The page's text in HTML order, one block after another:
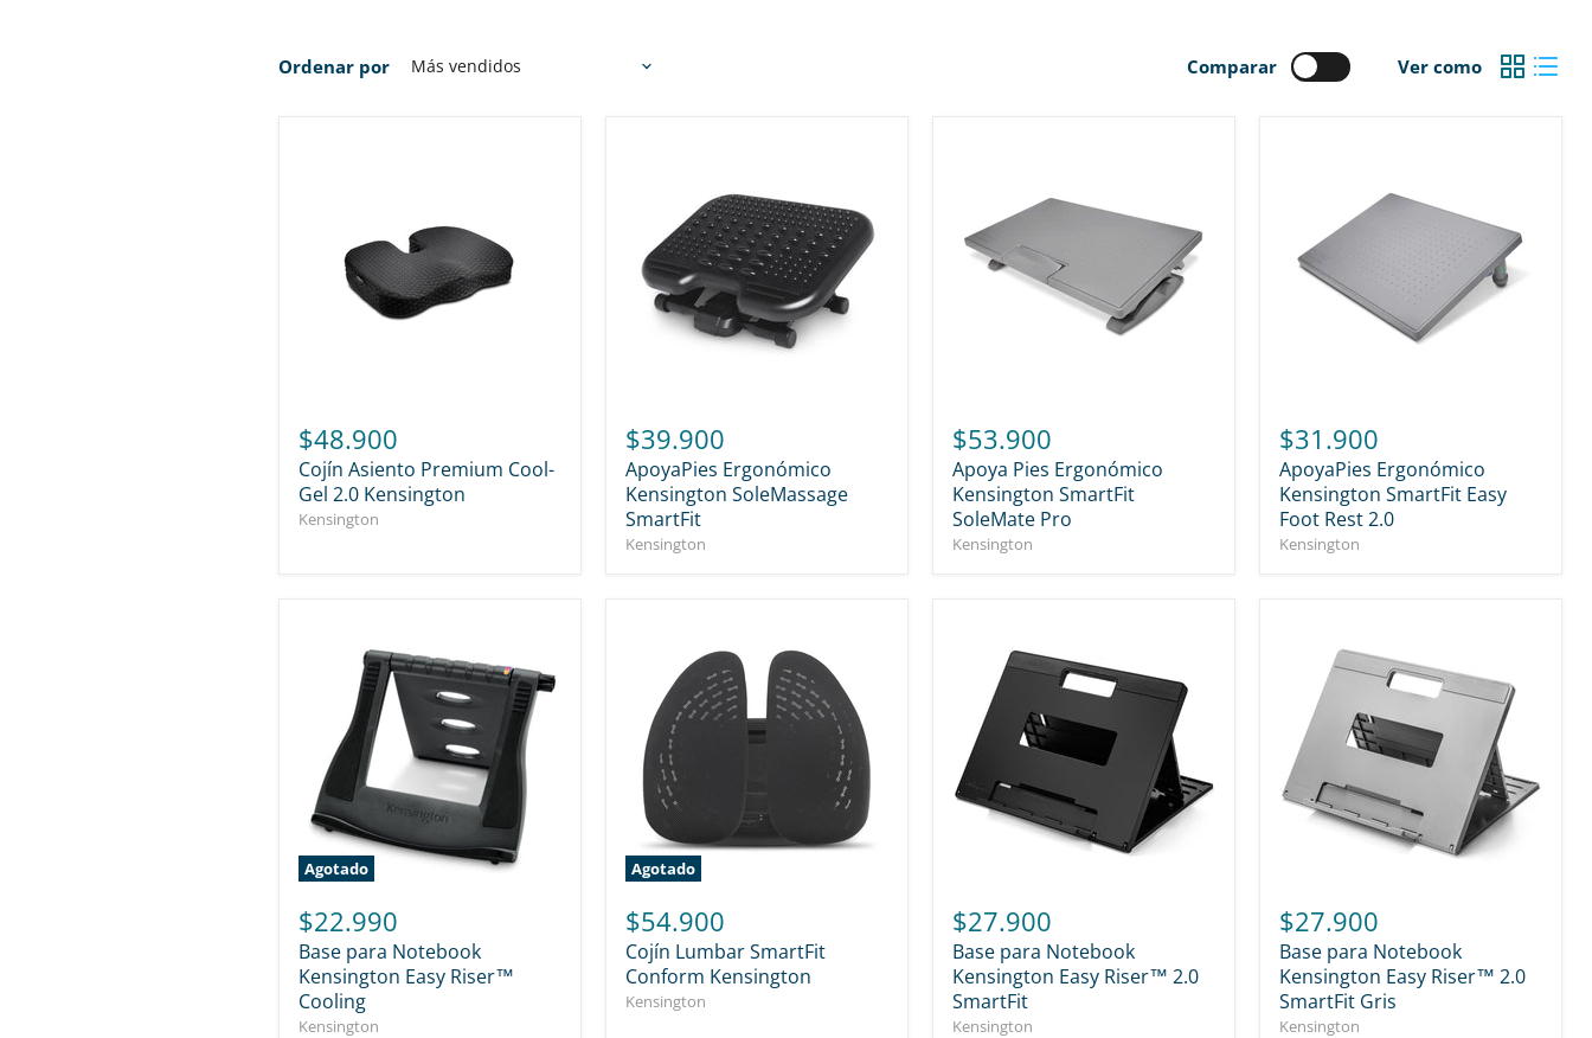
Ordenar por Comparar Ver como
$48.900
Cojín Asiento Premium Cool-
Gel 2.0 Kensington
Kensington
$39.900
ApoyaPies Ergonómico
Kensington SoleMassage
SmartFit
Kensington
$53.900
Apoya Pies Ergonómico
Kensington SmartFit
SoleMate Pro
Kensington
$31.900
ApoyaPies Ergonómico
Kensington SmartFit Easy
Foot Rest 2.0
Kensington
Agotado
$22.990
Base para Notebook
Kensington Easy Riser™
Cooling
Kensington
Agotado
$54.900
Cojín Lumbar SmartFit
Conform Kensington
Kensington
$27.900
Base para Notebook
Kensington Easy Riser™ 2.0
SmartFit
Kensington
$27.900
Base para Notebook
Kensington Easy Riser™ 2.0
SmartFit Gris
Kensington